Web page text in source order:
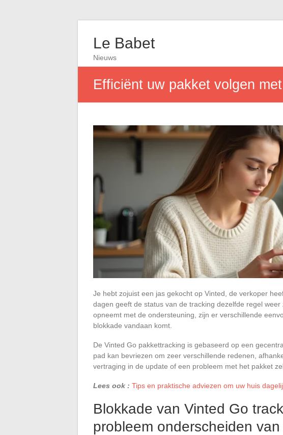
Le Babet
Nieuws
Efficiënt uw pakket volgen
Je hebt zojuist een jas gekocht op Vinted, de verkoper
dagen geeft de status van de tracking dezelfde regel
opneemt met de ondersteuning, zijn er verschillende
blokkade vandaan komt.
De Vinted Go pakkettracking is gebaseerd op een
pad kan bevriezen om zeer verschillende redenen,
vertraging in de update of een probleem met het pakket
Lees ook : Tips en praktische adviezen om uw huis
Blokkade van Vinted Go
probleem onderscheiden